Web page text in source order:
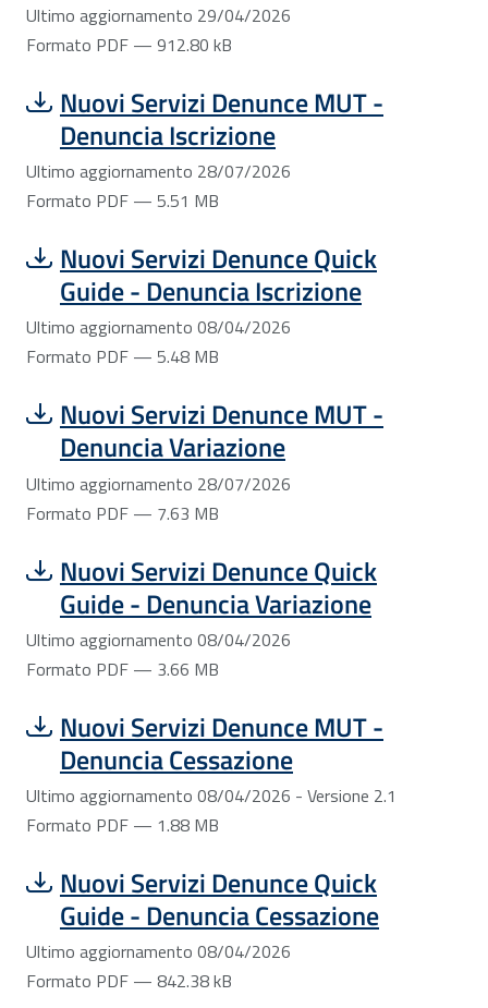
Ultimo aggiornamento 29/04/2026
Formato PDF — 912.80 kB
Scarica file:
Nuovi Servizi Denunce MUT -
Denuncia Iscrizione
Formato PDF — Dimensione 5.51 MB
Ultimo aggiornamento 28/07/2026
Formato PDF — 5.51 MB
Scarica file:
Nuovi Servizi Denunce Quick
Guide - Denuncia Iscrizione
Formato PDF — Dimensione 5.48 MB
Ultimo aggiornamento 08/04/2026
Formato PDF — 5.48 MB
Scarica file:
Nuovi Servizi Denunce MUT -
Denuncia Variazione
Formato PDF — Dimensione 7.63 MB
Ultimo aggiornamento 28/07/2026
Formato PDF — 7.63 MB
Scarica file:
Nuovi Servizi Denunce Quick
Guide - Denuncia Variazione
Formato PDF — Dimensione 3.66 MB
Ultimo aggiornamento 08/04/2026
Formato PDF — 3.66 MB
Scarica file:
Nuovi Servizi Denunce MUT -
Denuncia Cessazione
Formato PDF — Dimensione 1.88 MB
Ultimo aggiornamento 08/04/2026 - Versione 2.1
Formato PDF — 1.88 MB
Scarica file:
Nuovi Servizi Denunce Quick
Guide - Denuncia Cessazione
Formato PDF — Dimensione 842.38 kB
Ultimo aggiornamento 08/04/2026
Formato PDF — 842.38 kB